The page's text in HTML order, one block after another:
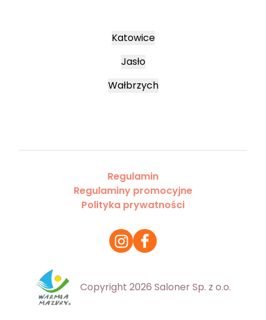
Katowice
Jasło
Wałbrzych
Regulamin
Regulaminy promocyjne
Polityka prywatności
Copyright 2026 Saloner Sp. z o.o.